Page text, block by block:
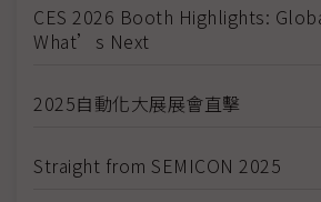
CES 2026 Booth Highlights:
What’s Next
2025自動化大展展會直擊
Straight from SEMICON 2025